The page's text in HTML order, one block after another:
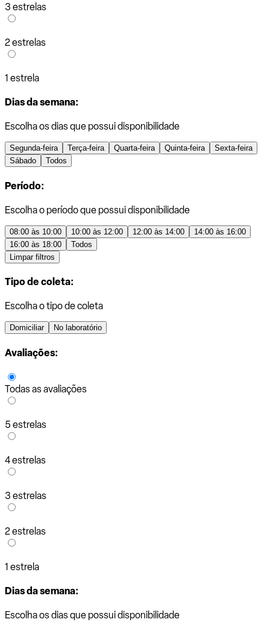
3 estrelas
2 estrelas
1 estrela
Dias da semana:
Escolha os dias que possui disponibilidade
Segunda-feira Terça-feira Quarta-feira Quinta-feira
Sexta-feira
Sábado
Todos
Período:
Escolha o período que possui disponibilidade
08:00 às 10:00 10:00 às 12:00 12:00 às 14:00
14:00 às 16:00
16:00 às 18:00
Todos
Limpar filtros
Tipo de coleta:
Escolha o tipo de coleta
Domiciliar No laboratório
Avaliações:
Todas as avaliações
5 estrelas
4 estrelas
3 estrelas
2 estrelas
1 estrela
Dias da semana:
Escolha os dias que possui disponibilidade